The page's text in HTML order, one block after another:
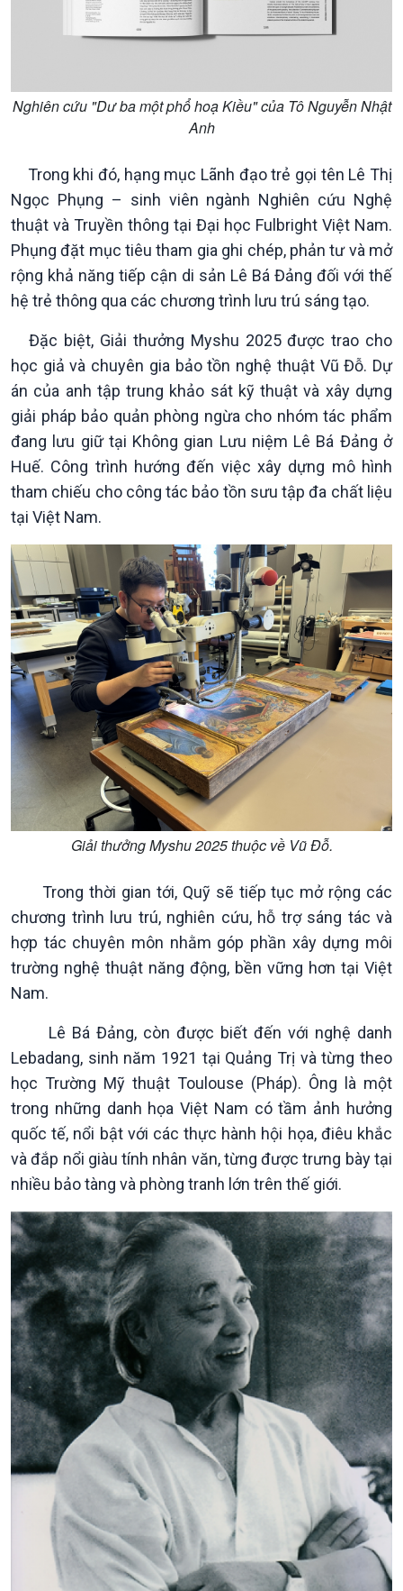
Xã hội
Tin Đời sống & Xã hội
360 độ Sức khỏe
Chuyển đổi Xanh
Tài nguyên và Môi trường
Chuyên gia của bạn
Xã hội chuyển động
Khoa học & Công nghệ
Tin Khoa học & Công nghệ
Kết nối công nghệ
Sống chung với biến đổi
khí hậu
Văn hoá & Du lịch
Tin Văn hoá & Du lịch
Chát với người nổi tiếng
Câu chuyện Thể thao
Multimedia
Ảnh
Video
Infographic
E-Magazine
Nghiên cứu "Dư ba một phổ hoạ Kiều" của Tô Nguyễn Nhật
Anh
Trong khi đó, hạng mục Lãnh đạo trẻ gọi tên Lê Thị
Ngọc Phụng – sinh viên ngành Nghiên cứu Nghệ
thuật và Truyền thông tại Đại học Fulbright Việt Nam.
Phụng đặt mục tiêu tham gia ghi chép, phản tư và mở
rộng khả năng tiếp cận di sản Lê Bá Đảng đối với thế
hệ trẻ thông qua các chương trình lưu trú sáng tạo.
Đặc biệt, Giải thưởng Myshu 2025 được trao cho
học giả và chuyên gia bảo tồn nghệ thuật Vũ Đỗ. Dự
án của anh tập trung khảo sát kỹ thuật và xây dựng
giải pháp bảo quản phòng ngừa cho nhóm tác phẩm
đang lưu giữ tại Không gian Lưu niệm Lê Bá Đảng ở
Huế. Công trình hướng đến việc xây dựng mô hình
tham chiếu cho công tác bảo tồn sưu tập đa chất liệu
tại Việt Nam.
Giải thưởng Myshu 2025 thuộc về Vũ Đỗ.
Trong thời gian tới, Quỹ sẽ tiếp tục mở rộng các
chương trình lưu trú, nghiên cứu, hỗ trợ sáng tác và
hợp tác chuyên môn nhằm góp phần xây dựng môi
trường nghệ thuật năng động, bền vững hơn tại Việt
Nam.
Lê Bá Đảng, còn được biết đến với nghệ danh
Lebadang, sinh năm 1921 tại Quảng Trị và từng theo
học Trường Mỹ thuật Toulouse (Pháp). Ông là một
trong những danh họa Việt Nam có tầm ảnh hưởng
quốc tế, nổi bật với các thực hành hội họa, điêu khắc
và đắp nổi giàu tính nhân văn, từng được trưng bày tại
nhiều bảo tàng và phòng tranh lớn trên thế giới.